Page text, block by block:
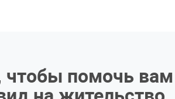
помочь вам